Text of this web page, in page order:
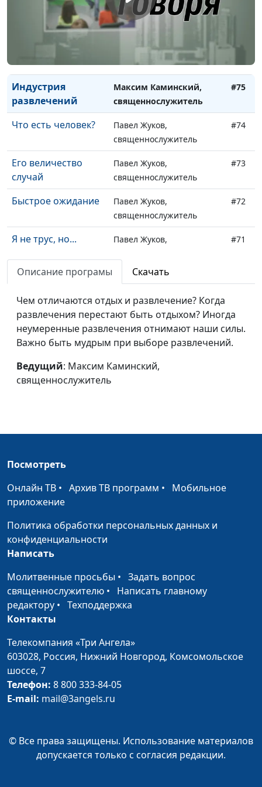
Риск — дело
благородное?
Максим Каминский,
священнослужитель
Выхода нет
Максим Каминский,
священнослужитель
#77
Индустрия
развлечений
Максим Каминский,
священнослужитель
#75
Что есть человек?
Павел Жуков,
священнослужитель
#74
Его величество
случай
Павел Жуков,
священнослужитель
#73
Быстрое ожидание
Павел Жуков,
священнослужитель
#72
Я не трус, но...
Павел Жуков,
#71
Динамика греха
Павел Жуков,
О чем Бог просил у
Бога?
Павел Жуков,
священнослужитель
#69
священнослужитель
Скандал как способ
общения
священнослужитель
Секс: плотская
любовь или...?
Постмодернизм
Лидер по жизни
Дмитрий Булатов,
священнослужитель
Критика
Окно в Европу:
западная модель
брака в России
Дмитрий Булатов,
#60
блицкриг
отношений
Описание програмы Скачать
Чем отличаются отдых и развлечение? Когда
развлечения перестают быть отдыхом? Иногда
неумеренные развлечения отнимают наши силы.
Важно быть мудрым при выборе развлечений.
Ведущий: Максим Каминский,
священнослужитель
Посмотреть
Онлайн ТВ • Архив ТВ программ • Мобильное
приложение
Политика обработки персональных данных и
конфиденциальности
Написать
Молитвенные просьбы • Задать вопрос
священнослужителю • Написать главному
редактору • Техподдержка
Контакты
Телекомпания «Три Ангела»
603028, Россия, Нижний Новгород, Комсомольское
шоссе, 7
Телефон: 8 800 333-84-05
E-mail: mail@3angels.ru
© Все права защищены. Использование материалов
допускается только с согласия редакции.